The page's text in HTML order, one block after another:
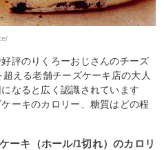
評のりくろーおじさんのチーズ
える老舗チーズケーキ店の大人
なると広く認識されています
ーキのカロリー、糖質はどの程
ーキ（ホール/1切れ）のカロリ